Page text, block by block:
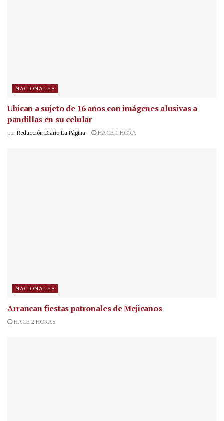
NACIONALES
Ubican a sujeto de 16 años con imágenes alusivas a
pandillas en su celular
por Redacción Diario La Página HACE 1 HORA
NACIONALES
Arrancan fiestas patronales de Mejicanos
HACE 2 HORAS